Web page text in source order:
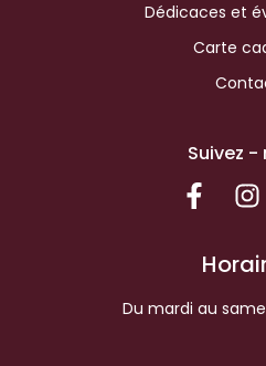
Dédicaces et
Carte
Suivez -
Du mardi au